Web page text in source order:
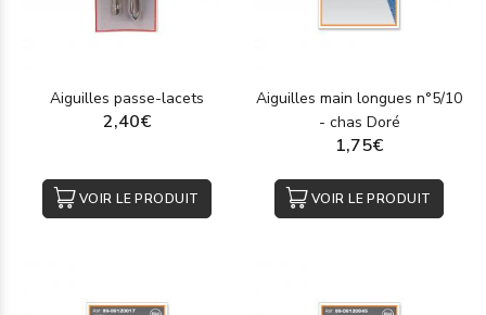
Aiguilles passe-lacets
2,40€
VOIR LE PRODUIT
Aiguilles main longues n°5/10
- chas Doré
1,75€
VOIR LE PRODUIT